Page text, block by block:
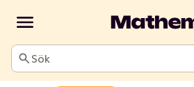
Sök